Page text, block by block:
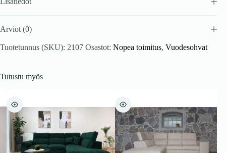
Arviot (0)
Tuotetunnus (SKU): 2107 Osastot: Nopea toimitus, Vuodesohvat
Tutustu myös